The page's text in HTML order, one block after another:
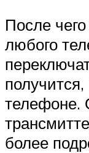
После
любого
телефоне.
более